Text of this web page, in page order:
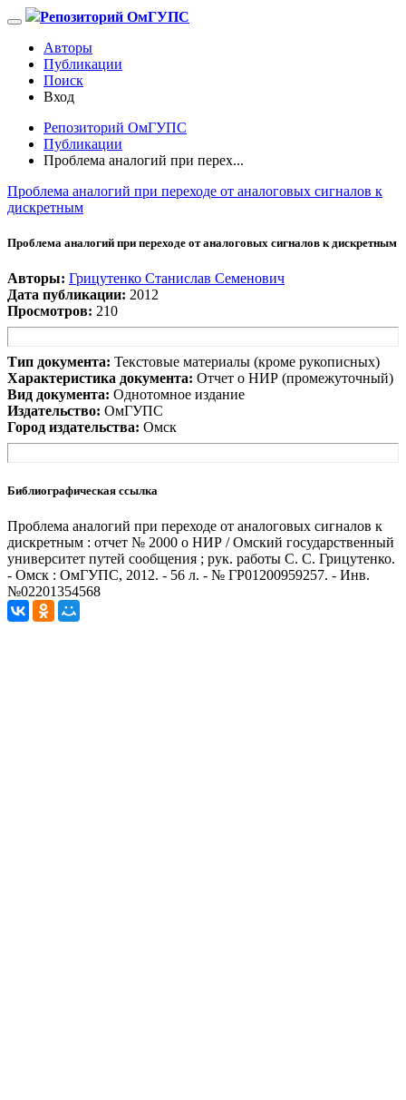
Репозиторий ОмГУПС
Авторы
Публикации
Поиск
Вход
Репозиторий ОмГУПС
Публикации
Проблема аналогий при перех...
Проблема аналогий при переходе от аналоговых сигналов к
дискретным
Проблема аналогий при переходе от аналоговых сигналов к дискретным
Авторы: Грицутенко Станислав Семенович
Дата публикации: 2012
Просмотров: 210
Тип документа: Текстовые материалы (кроме рукописных)
Характеристика документа: Отчет о НИР (промежуточный)
Вид документа: Однотомное издание
Издательство: ОмГУПС
Город издательства: Омск
Библиографическая ссылка
Проблема аналогий при переходе от аналоговых сигналов к
дискретным : отчет № 2000 о НИР / Омский государственный
университет путей сообщения ; рук. работы С. С. Грицутенко.
- Омск : ОмГУПС, 2012. - 56 л. - № ГР01200959257. - Инв.
№02201354568